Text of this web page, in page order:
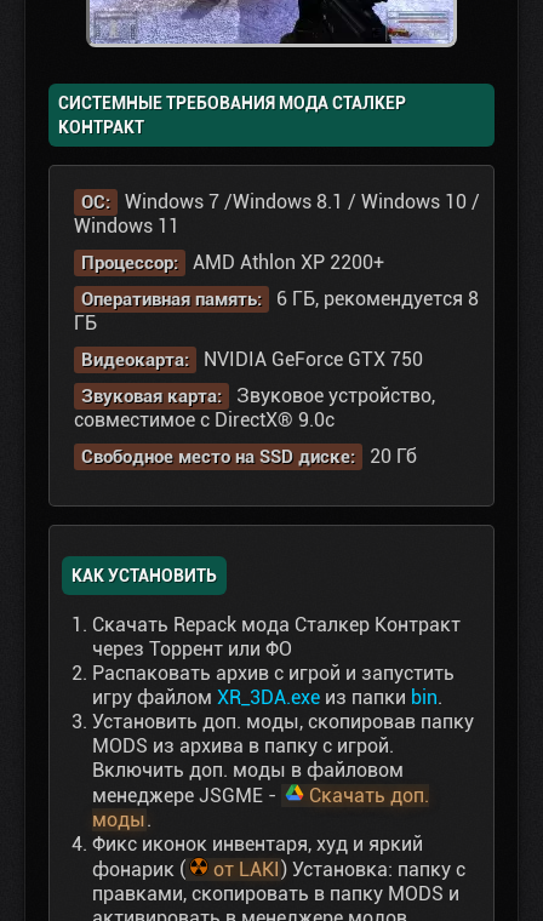
СИСТЕМНЫЕ ТРЕБОВАНИЯ МОДА СТАЛКЕР
КОНТРАКТ
ОС:
Windows 7 /Windows 8.1 / Windows 10 /
Windows 11
Процессор: AMD Athlon XP 2200+
Оперативная память:
6 ГБ, рекомендуется 8
ГБ
Видеокарта: NVIDIA GeForce GTX 750
Звуковая карта:
Звуковое устройство,
совместимое с DirectX® 9.0с
Свободное место на SSD диске: 20 Гб
КАК УСТАНОВИТЬ
Скачать Repack мода Сталкер Контракт
через Торрент или ФО
Распаковать архив с игрой и запустить
игру файлом XR_3DA.exe из папки bin.
Установить доп. моды, скопировав папку
MODS из архива в папку с игрой.
Включить доп. моды в файловом
менеджере JSGME -
Скачать доп.
моды.
Фикс иконок инвентаря, худ и яркий
фонарик (
от LAKI) Установка: папку с
правками, скопировать в папку MODS и